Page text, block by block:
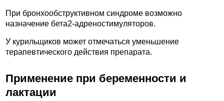
При бронхообструктивном синдроме возможно
назначение бета2-адреностимуляторов.
У курильщиков может отмечаться уменьшение
терапевтического действия препарата.
Применение при беременности и
лактации